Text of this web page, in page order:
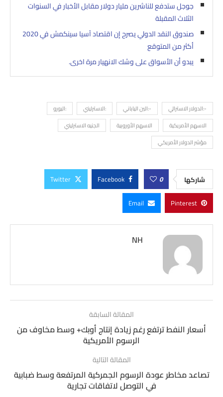
جوجل ستدفع للناشرين مليار دولار مقابل الأخبار في السنوات
الثلاث المقبلة
صندوق النقد الدولي يصرح إن اقتصاد آسيا سينكمش في 2020
أكثر من المتوقع
يبدو أن الأسواق على وشك الانهيار مرة اخرى.
-:الدولار الاسترالي -:الين الياباني :الاسترليني
:اليورو
الاسهم الأمريكية
الاسهم الأوروبية
الجنيه الاسترليني
مؤشر الدولار الأمريكي
شاركها 0
Facebook
Twitter
Pinterest
Email
NH
المقالة السابقة
أسعار النفط ترتفع رغم زيادة إنتاج أوبك+ وسط مخاوف من
الرسوم الأمريكية
المقالة التالية
تصاعد مخاطر عودة الرسوم الجمركية المرتفعة وسط ضبابية
في التوصل لاتفاقات تجارية